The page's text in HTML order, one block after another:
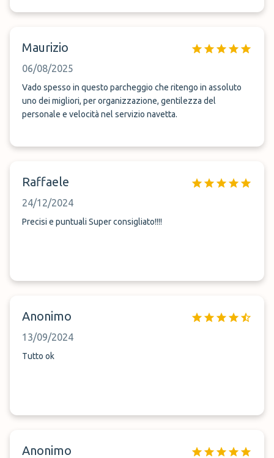
Maurizio
06/08/2025
Vado spesso in questo parcheggio che ritengo in assoluto
uno dei migliori, per organizzazione, gentilezza del
personale e velocità nel servizio navetta.
Raffaele
24/12/2024
Precisi e puntuali Super consigliato!!!!
Anonimo
13/09/2024
Tutto ok
Anonimo